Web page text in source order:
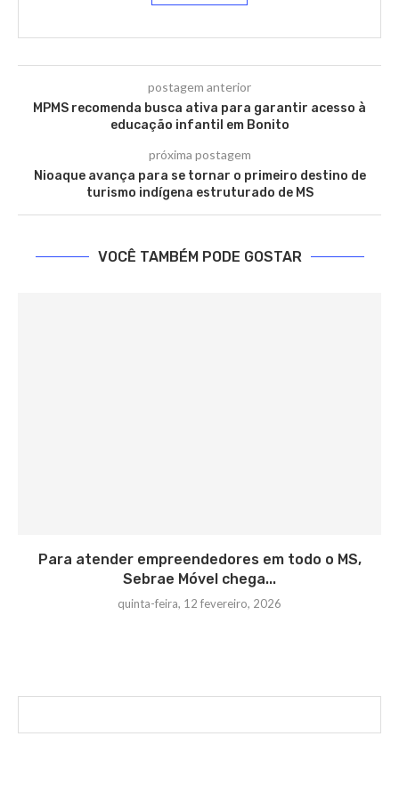
postagem anterior
MPMS recomenda busca ativa para garantir acesso à
educação infantil em Bonito
próxima postagem
Nioaque avança para se tornar o primeiro destino de
turismo indígena estruturado de MS
VOCÊ TAMBÉM PODE GOSTAR
Para atender empreendedores em todo o MS,
Sebrae Móvel chega...
quinta-feira, 12 fevereiro, 2026